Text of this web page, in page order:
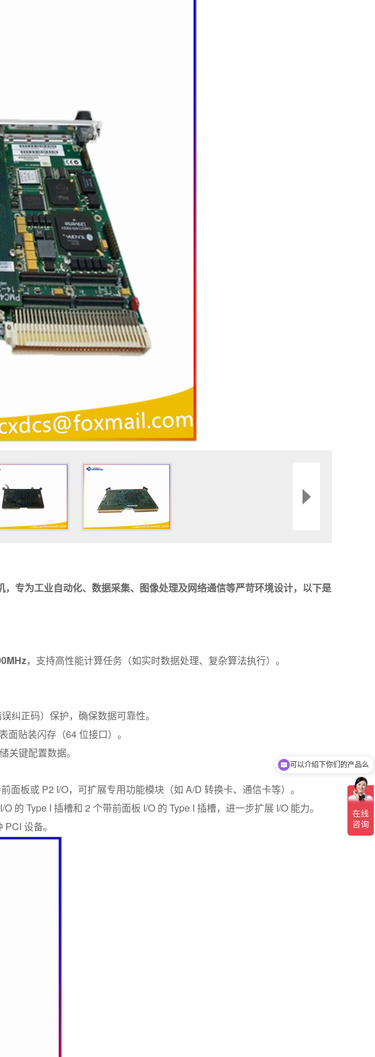
专为工业自动化、数据采集、图像处理及网络通信等严苛环境设计，以下是
，支持高性能计算任务（如实时数据处理、复杂算法执行）。
纠正码）保护，确保数据可靠性。
贴装闪存（64 位接口）。
关键配置数据。
板或 P2 I/O，可扩展专用功能模块（如 A/D 转换卡、通信卡等）。
的 Type I 插槽和 2 个带前面板 I/O 的 Type I 插槽，进一步扩展 I/O 能力。
设备。
可以介绍下你们的产品么